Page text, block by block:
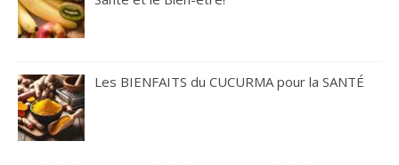
Les BIENFAITS du CUCURMA pour la SANTÉ